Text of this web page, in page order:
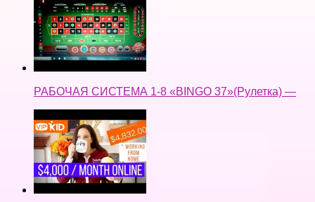
РАБОЧАЯ СИСТЕМА 1-8 «BINGO 37»(Рулетка) —